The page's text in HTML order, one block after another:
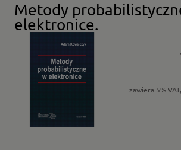
Metody
elektronice.
zawiera 5%